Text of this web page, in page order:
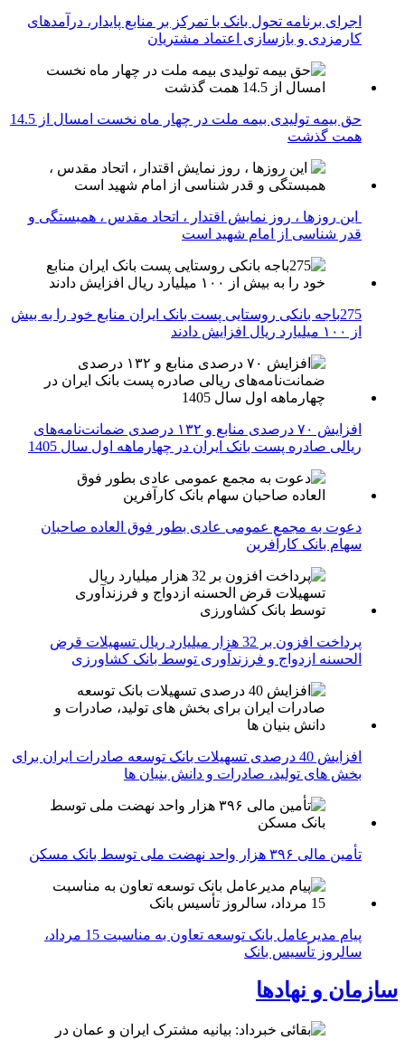
اجرای برنامه تحول بانک با تمرکز بر منابع پایدار، درآمدهای
کارمزدی و بازسازی اعتماد مشتریان
حق بیمه تولیدی بیمه ملت در چهار ماه نخست امسال از 14.5
همت گذشت
این روزها ، روز نمایش اقتدار ، اتحاد مقدس ، همبستگی و
قدر شناسی از امام شهید است
275باجه بانکی روستایی پست بانک ایران منابع خود را به بیش
از ۱۰۰ میلیارد ریال افزایش دادند
افزایش ۷۰ درصدی منابع و ۱۳۲ درصدی ضمانت‌نامه‌های
ریالی صادره پست بانک ایران در چهارماهه اول سال 1405
دعوت به مجمع عمومی عادی بطور فوق العاده صاحبان
سهام بانک کارآفرین
پرداخت افزون بر 32 هزار میلیارد ریال تسهیلات قرض
الحسنه ازدواج و فرزندآوری توسط بانک کشاورزی
افزایش 40 درصدی تسهیلات بانک توسعه صادرات ایران برای
بخش های تولید، صادرات و دانش بنیان ها
تأمین مالی ۳۹۶ هزار واحد نهضت ملی توسط بانک مسکن
پیام مدیرعامل بانک توسعه تعاون به مناسبت 15 مرداد،
سالروز تأسیس بانک
سازمان و نهادها